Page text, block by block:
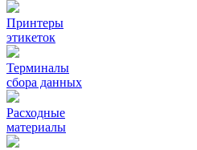
Принтеры
этикеток
Терминалы
сбора данных
Расходные
материалы